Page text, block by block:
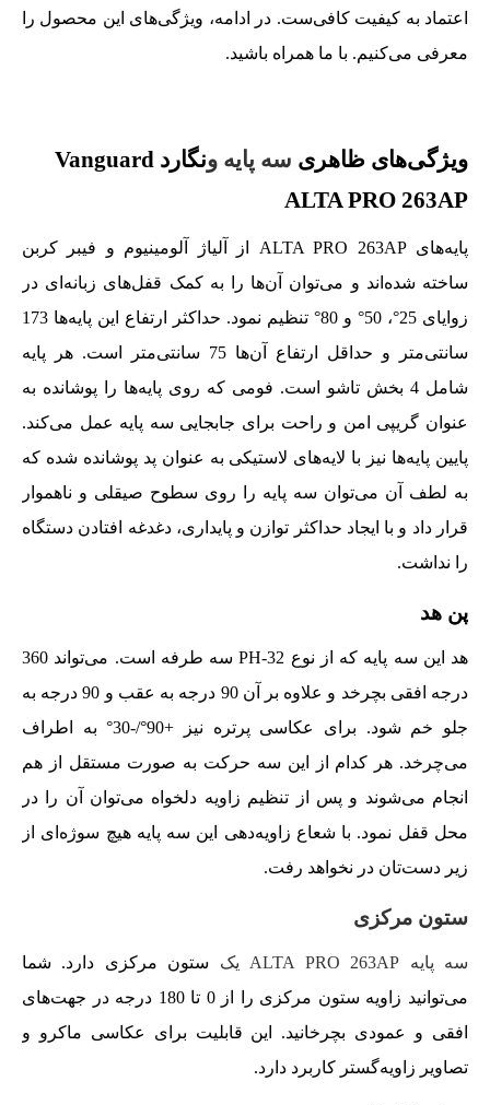
اعتماد به کیفیت کافی‌ست. در ادامه، ویژگی‌های این محصول را
معرفی می‌کنیم. با ما همراه باشید.
ویژگی‌های ظاهری سه پایه و
نگارد Vanguard
ALTA PRO 263AP
پایه‌های ALTA PRO 263AP از آلیاژ آلومینیوم و فیبر کربن
ساخته شده‌اند و می‌توان آن‌ها را به کمک قفل‌های زبانه‌ای در
زوایای 25°، 50° و 80° تنظیم نمود. حداکثر ارتفاع این پایه‌ها 173
سانتی‌متر و حداقل ارتفاع آن‌ها 75 سانتی‌متر است. هر پایه
شامل 4 بخش تاشو است. فومی که روی پایه‌ها را پوشانده به
عنوان گریپی امن و راحت برای جابجایی سه پایه عمل می‌کند.
پایین پایه‌ها نیز با لایه‌های لاستیکی به عنوان پد پوشانده شده که
به لطف آن می‌توان سه پایه را روی سطوح صیقلی و ناهموار
قرار داد و با ایجاد حداکثر توازن و پایداری، دغدغه افتادن دستگاه
را نداشت.
پن هد
هد این سه پایه که از نوع PH-32 سه طرفه است. می‌تواند 360
درجه افقی بچرخد و علاوه بر آن 90 درجه به عقب و 90 درجه به
جلو خم شود. برای عکاسی پرتره نیز +90°/-30° به اطراف
می‌چرخد. هر کدام از این سه حرکت به صورت مستقل از هم
انجام می‌شوند و پس از تنظیم زاویه دلخواه می‌توان آن را در
محل قفل نمود. با شعاع زاویه‌دهی این سه پایه هیچ سوژه‌ای از
زیر دست‌تان در نخواهد رفت.
ستون مرکزی
سه پایه
ستون مرکزی دارد. شما
می‌توانید زاویه ستون مرکزی را از 0 تا 180 درجه در جهت‌های
افقی و عمودی بچرخانید. این قابلیت برای عکاسی ماکرو و
تصاویر زاویه‌گستر کاربرد دارد.